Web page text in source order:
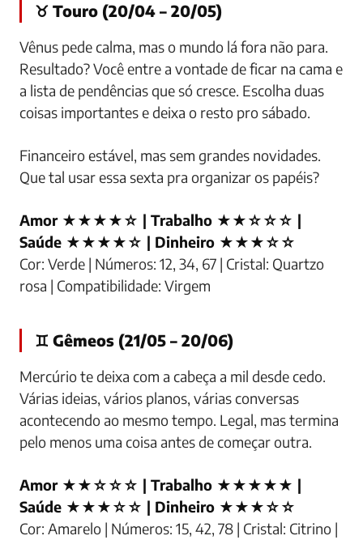
♉ Touro (20/04 – 20/05)
Vênus pede calma, mas o mundo lá fora não para.
Resultado? Você entre a vontade de ficar na cama e
a lista de pendências que só cresce. Escolha duas
coisas importantes e deixa o resto pro sábado.
Financeiro estável, mas sem grandes novidades.
Que tal usar essa sexta pra organizar os papéis?
Amor ★★★★☆ | Trabalho ★★☆☆☆ |
Saúde ★★★★☆ | Dinheiro ★★★☆☆
Cor: Verde | Números: 12, 34, 67 | Cristal: Quartzo
rosa | Compatibilidade: Virgem
♊ Gêmeos (21/05 – 20/06)
Mercúrio te deixa com a cabeça a mil desde cedo.
Várias ideias, vários planos, várias conversas
acontecendo ao mesmo tempo. Legal, mas termina
pelo menos uma coisa antes de começar outra.
Amor ★★☆☆☆ | Trabalho ★★★★★ |
Saúde ★★★☆☆ | Dinheiro ★★★☆☆
Cor: Amarelo | Números: 15, 42, 78 | Cristal: Citrino |